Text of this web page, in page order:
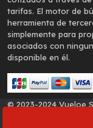
tarifas. El motor de
herramienta de
simplemente para
asociados con
disponible en él.
© 2023-2024 Vueloe
- (IATA code -